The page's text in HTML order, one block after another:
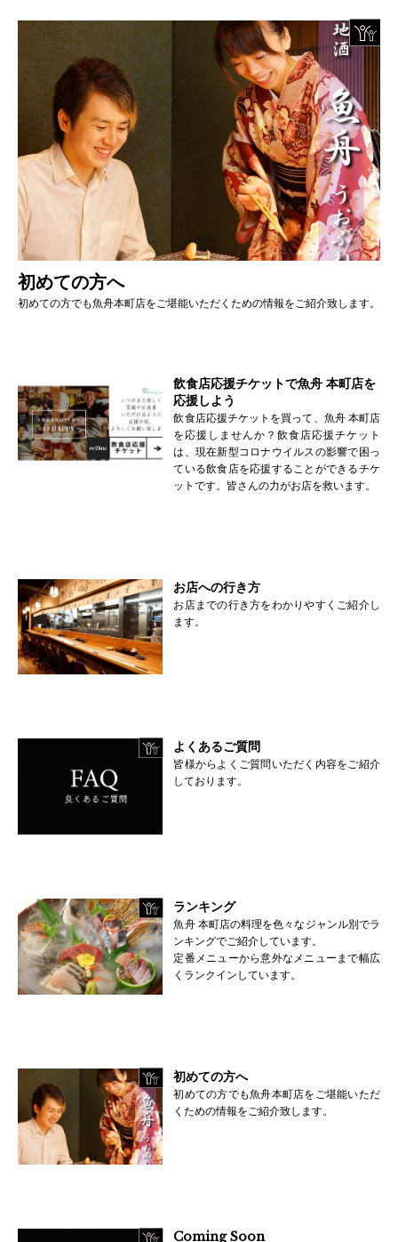
初めての方へ
初めての方でも魚舟本町店をご堪能いただくための情報をご紹介致します。
飲食店応援チケットで魚舟 本町店を
応援しよう
飲食店応援チケットを買って、魚舟 本町店
を応援しませんか？飲食店応援チケット
は、現在新型コロナウイルスの影響で困っ
ている飲食店を応援することができるチケ
ットです。皆さんの力がお店を救います。
お店への行き方
お店までの行き方をわかりやすくご紹介し
ます。
よくあるご質問
皆様からよくご質問いただく内容をご紹介
しております。
ランキング
魚舟 本町店の料理を色々なジャンル別でラ
ンキングでご紹介しています。
定番メニューから意外なメニューまで幅広
くランクインしています。
初めての方へ
初めての方でも魚舟本町店をご堪能いただ
くための情報をご紹介致します。
Coming Soon